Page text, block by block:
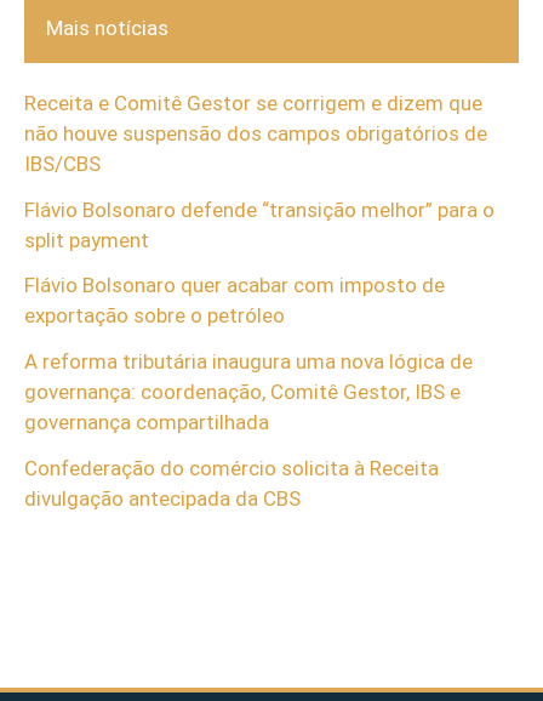
Mais notícias
Receita e Comitê Gestor se corrigem e dizem que
não houve suspensão dos campos obrigatórios de
IBS/CBS
Flávio Bolsonaro defende “transição melhor” para o
split payment
Flávio Bolsonaro quer acabar com imposto de
exportação sobre o petróleo
A reforma tributária inaugura uma nova lógica de
governança: coordenação, Comitê Gestor, IBS e
governança compartilhada
Confederação do comércio solicita à Receita
divulgação antecipada da CBS